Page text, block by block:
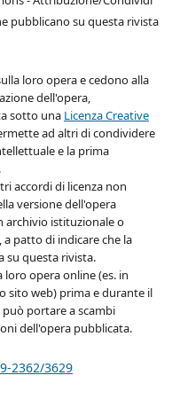
pubblicano su questa rivista
loro opera e cedono alla
dell'opera,
sotto una Licenza Creative
ad altri di condividere
e la prima
accordi di licenza non
versione dell'opera
archivio istituzionale o
patto di indicare che la
su questa rivista.
opera online (es. in
sito web) prima e durante il
portare a scambi
dell'opera pubblicata.
2362/3629